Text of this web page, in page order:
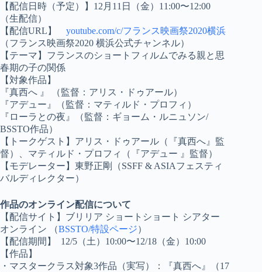
【配信日時（予定）】12月11日（金）11:00〜12:00
（生配信）
【配信URL】 youtube.com/c/フランス映画祭2020横浜
（フランス映画祭2020 横浜公式チャンネル）
【テーマ】フランスのショートフィルムでみる親と思
春期の子の関係
【対象作品】
『真西へ 』 （監督：アリス・ドゥアール）
『アデュー』（監督：マティルド・プロフィ）
『ローラとの夜』（監督：ギョーム・ルニュソン/
BSSTO作品）
【トークゲスト】アリス・ドゥアール（『真西へ』監
督）、マティルド・プロフィ（『アデュー 』監督）
【モデレーター】東野正剛（SSFF & ASIAフェスティ
バルディレクター）
作品のオンライン配信について
【配信サイト】ブリリア ショートショート シアター
オンライン （BSSTO/特設ページ）
【配信期間】 12/5（土）10:00〜12/18（金）10:00
【作品】
・マスタークラス対象3作品（実写）：『真西へ』（17